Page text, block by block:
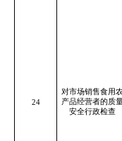
24
对市场销售食用农
产品经营者的质
安全行政检查